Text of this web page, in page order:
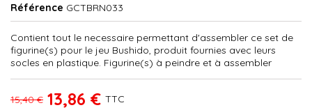
Référence GCTBRN033
Contient tout le necessaire permettant d'assembler ce set de
figurine(s) pour le jeu Bushido, produit fournies avec leurs
socles en plastique. Figurine(s) à peindre et à assembler
15,40 € 13,86 € TTC